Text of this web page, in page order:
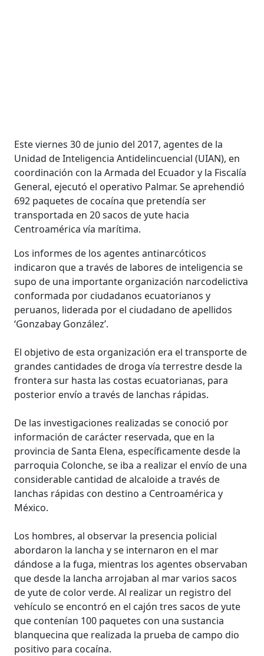
Este viernes 30 de junio del 2017, agentes de la
Unidad de Inteligencia Antidelincuencial (UIAN), en
coordinación con la Armada del Ecuador y la Fiscalía
General, ejecutó el operativo Palmar. Se aprehendió
692 paquetes de cocaína que pretendía ser
transportada en 20 sacos de yute hacia
Centroamérica vía marítima.
Los informes de los agentes antinarcóticos
indicaron que a través de labores de inteligencia se
supo de una importante organización narcodelictiva
conformada por ciudadanos ecuatorianos y
peruanos, liderada por el ciudadano de apellidos
‘Gonzabay González’.
El objetivo de esta organización era el transporte de
grandes cantidades de droga vía terrestre desde la
frontera sur hasta las costas ecuatorianas, para
posterior envío a través de lanchas rápidas.
De las investigaciones realizadas se conoció por
información de carácter reservada, que en la
provincia de Santa Elena, específicamente desde la
parroquia Colonche, se iba a realizar el envío de una
considerable cantidad de alcaloide a través de
lanchas rápidas con destino a Centroamérica y
México.
Los hombres, al observar la presencia policial
abordaron la lancha y se internaron en el mar
dándose a la fuga, mientras los agentes observaban
que desde la lancha arrojaban al mar varios sacos
de yute de color verde. Al realizar un registro del
vehículo se encontró en el cajón tres sacos de yute
que contenían 100 paquetes con una sustancia
blanquecina que realizada la prueba de campo dio
positivo para cocaína.